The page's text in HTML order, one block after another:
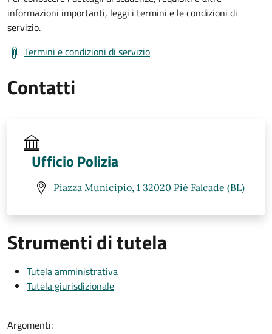
informazioni importanti, leggi i termini e le condizioni di
servizio.
Termini e condizioni di servizio
Contatti
Ufficio Polizia
Piazza Municipio, 1 32020 Piè Falcade (BL)
Strumenti di tutela
Tutela amministrativa
Tutela giurisdizionale
Argomenti: